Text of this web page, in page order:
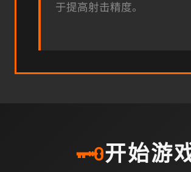
于提高射击精度。
🗝️开始游